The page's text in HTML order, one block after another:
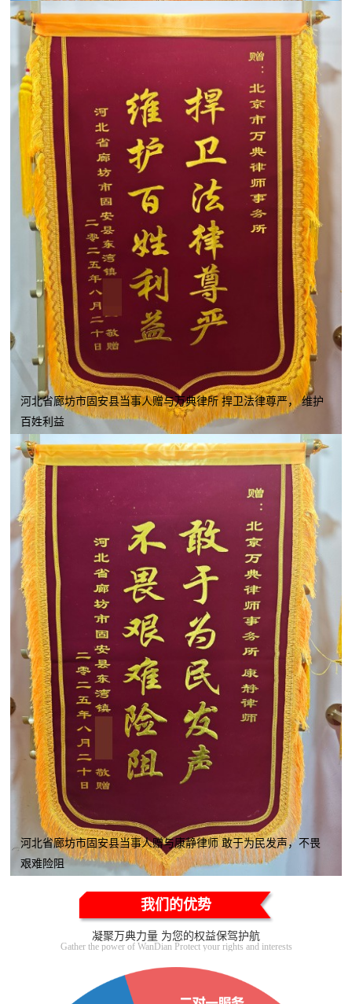
河北省廊坊市固安县当事人赠与万典律所 捍卫法律尊严， 维护
百姓利益
河北省廊坊市固安县当事人赠与康静律师 敢于为民发声，不畏
艰难险阻
我们的优势
凝聚万典力量 为您的权益保驾护航
Gather the power of WanDian Protect your rights and interests